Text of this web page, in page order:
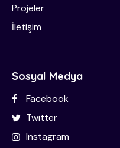
Projeler
İletişim
Sosyal Medya
Facebook
Twitter
Instagram